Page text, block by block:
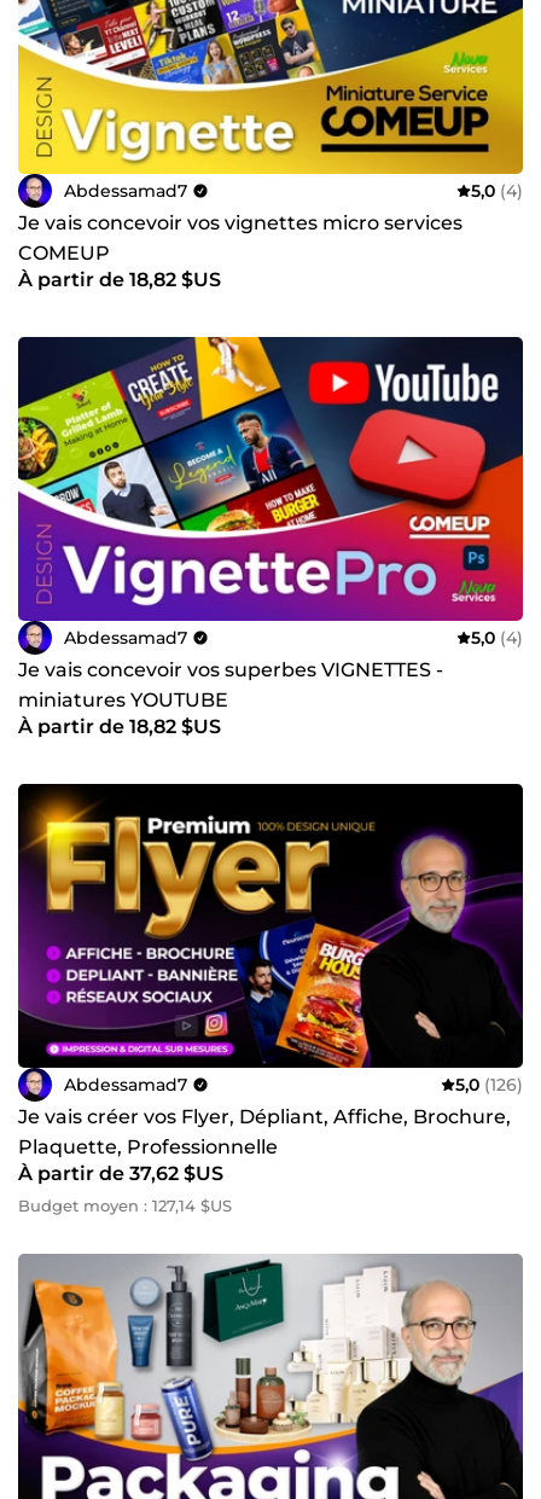
commerce &amp; réseaux sociaux. ✅ Mon objectif : vous
aider à valoriser votre image grâce à des créations
professionnelles, cohérentes avec votre marque, et qui
captent immédiatement l’attention de votre public. 📩
Discutons de votre projet ! Je suis disponible pour
échanger, vous conseiller et transformer vos idées en
visuels percutants.
Abdessamad7 5,0 (4)
Je vais concevoir vos vignettes micro services
COMEUP
À partir de 18,82 $US
Abdessamad7 5,0 (4)
Je vais concevoir vos superbes VIGNETTES -
miniatures YOUTUBE
À partir de 18,82 $US
Abdessamad7 5,0 (126)
Je vais créer vos Flyer, Dépliant, Affiche, Brochure,
Plaquette, Professionnelle
À partir de 37,62 $US
Budget moyen : 127,14 $US